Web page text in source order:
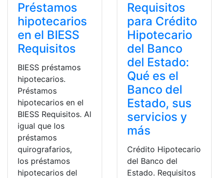
Préstamos
hipotecarios
en el BIESS
Requisitos
BIESS préstamos
hipotecarios.
Préstamos
hipotecarios en el
BIESS Requisitos. Al
igual que los
préstamos
quirografarios,
los préstamos
hipotecarios del
Requisitos
para Crédito
Hipotecario
del Banco
del Estado:
Qué es el
Banco del
Estado, sus
servicios y
más
Crédito Hipotecario
del Banco del
Estado. Requisitos